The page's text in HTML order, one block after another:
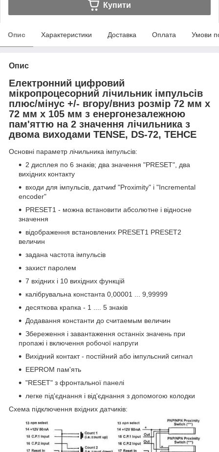
Купити
Опис Характеристики Доставка Оплата Умови
Опис
Електронний цифровий
мікропроцесорний лічильник імпульсів
плюс/мінус +/- вгору/вниз розмір 72 мм х
72 мм х 105 мм з енергонезалежною
пам'яттю на 2 значення лічильника з
двома виходами TENSE, DS-72, ТЕНСЕ
Основні параметр лічильника імпульсів:
2 дисплея по 6 знаків; два значення "PRESET", два
вихідних контакту
входи для імпульсів, датчикf "Proximity" і "Incremental
encoder"
PRESET1 - можна встановити абсолютне і відносне
значення
відображення встановлених PRESET1 PRESET2
величин
задана частота імпульсів
захист паролем
7 вхідних і 10 вихідних функцій
калібрувальна константа 0,00001 ... 9,99999
десяткова крапка - 1 .... 5 знаків
Додавання константи до считаемым величин
Збереження і завантаження останніх значень при
пропажі і включення робочої напруги
Вихідний контакт - постійний або імпульсний сигнал
EEPROM пам'ять
"RESET" з фронтальної панелі
легке під'єднання і від'єднання з допомогою колодки
Схема підключення вхідних датчиків: